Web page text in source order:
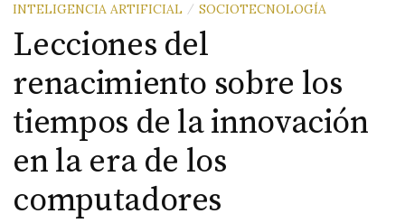
INTELIGENCIA ARTIFICIAL / SOCIOTECNOLOGÍA
Lecciones del
renacimiento sobre los
tiempos de la innovación
en la era de los
computadores